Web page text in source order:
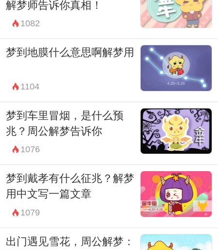
妨尝试通过放松和调整心态来缓解内心的焦
虑和压力。可以通过做一些喜欢的事情，与
朋友或家人聊聊天，或者进行一些放松的活
总之，梦到妈妈逝世并不一定意味着有不幸
的事情发生，更多的时候是一种心理上的释
放和表达。在解梦时，需要考虑自己的情况
和梦境中的细节，尝试通过放松和调整心态
希望每个人都能够在梦境中找到心灵的宁
静，从而更好地面对生活中的挑战。加油！
解梦师告诉你真相！
1082
梦到地膜什么意思啊解梦用
1104
梦到车里冒烟，是什么预
兆？周公解梦告诉你
1076
梦到戴孝有什么征兆？解梦
用中文写一篇文章
1079
出门遇见雪花，周公解梦：